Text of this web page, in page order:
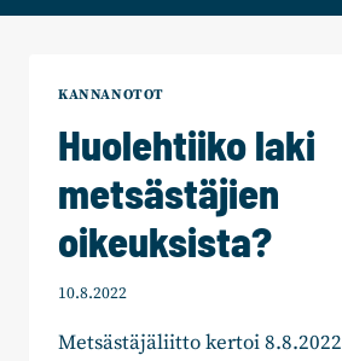
KANNANOTOT
Huolehtiiko laki
metsästäjien
oikeuksista?
10.8.2022
Metsästäjäliitto kertoi 8.8.2022